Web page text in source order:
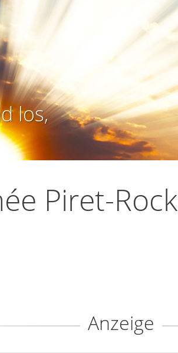
los,
Piret-Rock
Anzeige